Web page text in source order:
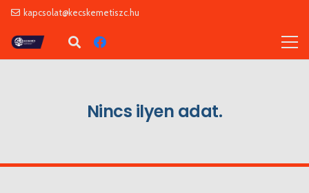
kapcsolat@kecskemetiszc.hu
Nincs ilyen adat.